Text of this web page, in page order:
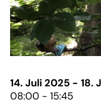
14. Juli 2025 - 18.
08:00 - 15:45